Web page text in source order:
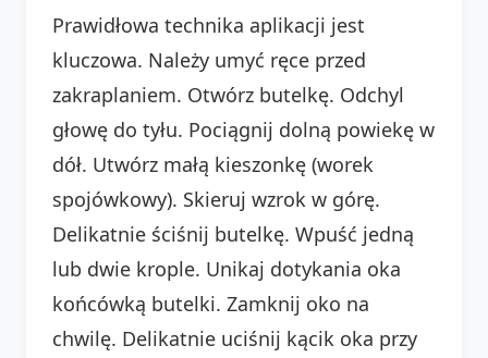
Prawidłowa technika aplikacji jest
kluczowa. Należy umyć ręce przed
zakraplaniem. Otwórz butelkę. Odchyl
głowę do tyłu. Pociągnij dolną powiekę w
dół. Utwórz małą kieszonkę (worek
spojówkowy). Skieruj wzrok w górę.
Delikatnie ściśnij butelkę. Wpuść jedną
lub dwie krople. Unikaj dotykania oka
końcówką butelki. Zamknij oko na
chwilę. Delikatnie uciśnij kącik oka przy